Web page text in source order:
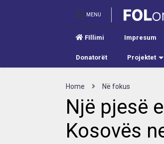
MENU
FIllimi Impresum
Donatorët Projektet
Home Në fokus
Një pjesë
Kosovës